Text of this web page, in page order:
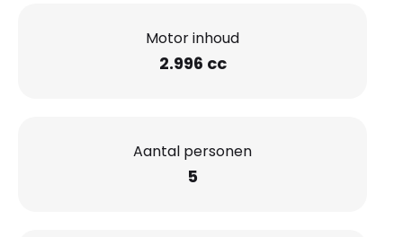
Motor inhoud
2.996 cc
Aantal personen
5